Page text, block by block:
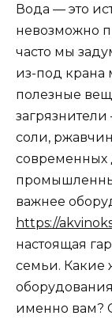
Вода — это
невозможно
часто мы
из-под крана
полезные
соли,
современных
важнее
https://
настоящая
семьи. Какие
именно вам?